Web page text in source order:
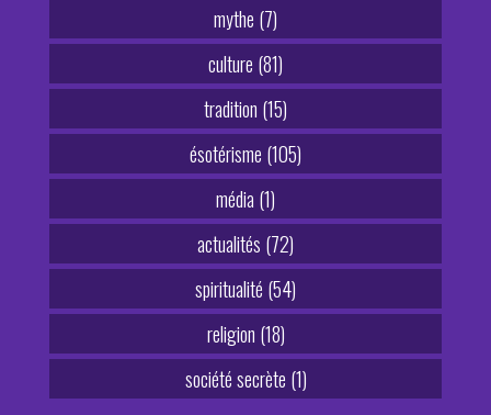
mythe (7)
culture (81)
tradition (15)
ésotérisme (105)
média (1)
actualités (72)
spiritualité (54)
religion (18)
société secrète (1)